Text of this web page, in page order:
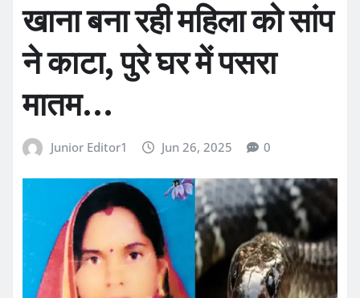
खाना बना रही महिला को सांप
ने काटा, पुरे घर में पसरा
मातम…
Junior Editor1 Jun 26, 2025 0